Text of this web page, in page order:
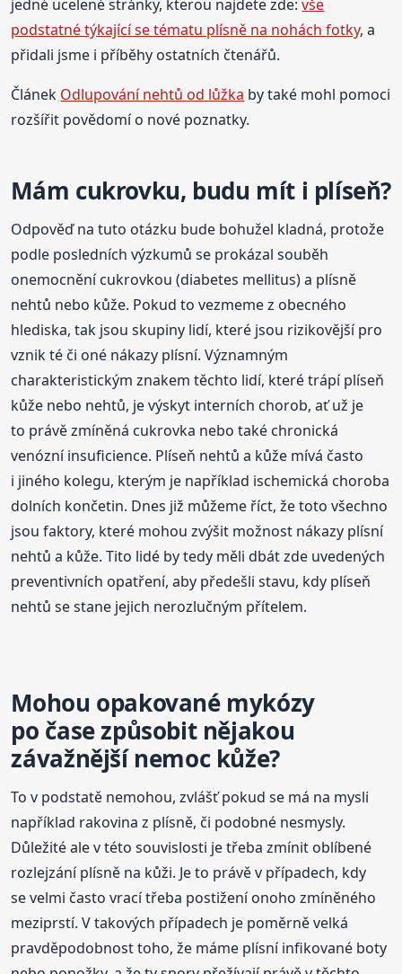
jedné ucelené stránky, kterou najdete zde:vše
podstatné týkající se tématu plísně na nohách fotky, a
přidali jsme i příběhy ostatních čtenářů.
Článek Odlupování nehtů od lůžka by také mohl pomoci
rozšířit povědomí o nové poznatky.
Mám cukrovku, budu mít i plíseň?
Odpověď na tuto otázku bude bohužel kladná, protože
podle posledních výzkumů se prokázal souběh
onemocnění cukrovkou (diabetes mellitus) a plísně
nehtů nebo kůže. Pokud to vezmeme z obecného
hlediska, tak jsou skupiny lidí, které jsou rizikovější pro
vznik té či oné nákazy plísní. Významným
charakteristickým znakem těchto lidí, které trápí plíseň
kůže nebo nehtů, je výskyt interních chorob, ať už je
to právě zmíněná cukrovka nebo také chronická
venózní insuficience. Plíseň nehtů a kůže mívá často
i jiného kolegu, kterým je například ischemická choroba
dolních končetin. Dnes již můžeme říct, že toto všechno
jsou faktory, které mohou zvýšit možnost nákazy plísní
nehtů a kůže. Tito lidé by tedy měli dbát zde uvedených
preventivních opatření, aby předešli stavu, kdy plíseň
nehtů se stane jejich nerozlučným přítelem.
Mohou opakované mykózy
po čase způsobit nějakou
závažnější nemoc kůže?
To v podstatě nemohou, zvlášť pokud se má na mysli
například rakovina z plísně, či podobné nesmysly.
Důležité ale v této souvislosti je třeba zmínit oblíbené
rozlejzání plísně na kůži. Je to právě v případech, kdy
se velmi často vrací třeba postižení onoho zmíněného
meziprstí. V takových případech je poměrně velká
pravděpodobnost toho, že máme plísní infikované boty